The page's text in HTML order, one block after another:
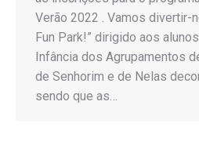
Verão 2022 . Vamos divertir-
Fun Park!” dirigido aos
Infância dos Agrupamentos
de Senhorim e de Nelas
sendo que as…